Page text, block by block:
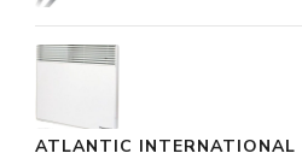
ATLANTIC INTERNATIONAL